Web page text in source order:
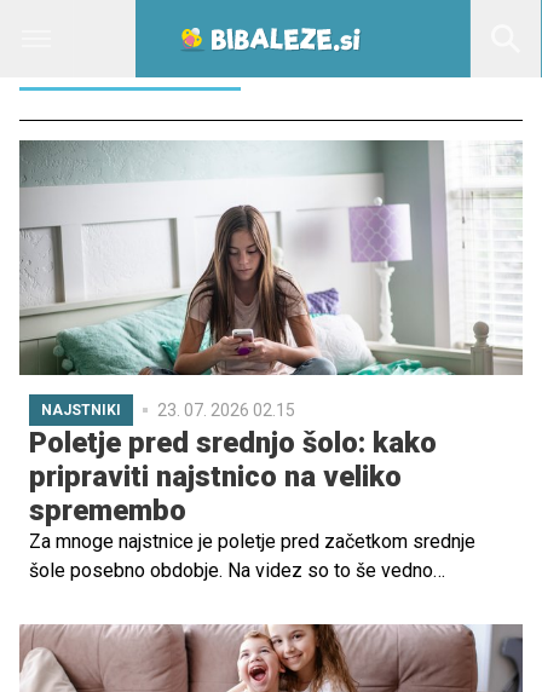
ODZIV STARŠEV
NAJSTNIKI 23. 07. 2026 02.15
Poletje pred srednjo šolo: kako
pripraviti najstnico na veliko
spremembo
Za mnoge najstnice je poletje pred začetkom srednje
šole posebno obdobje. Na videz so to še vedno
domačih nalog, v ozadju pa se pogosto pojavljajo
vznemirjenje, pričakovanje in tudi strah pred neznanim.